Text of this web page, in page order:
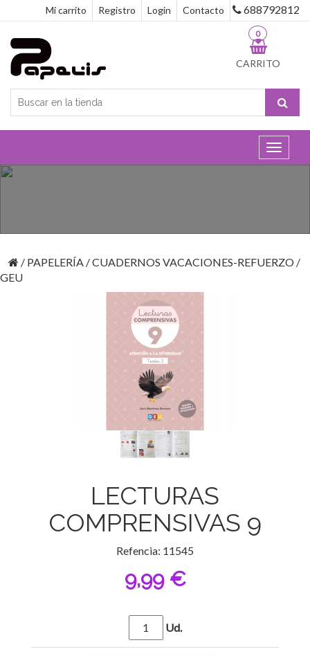
Mi carrito Registro Login Contacto 688792812
CARRITO
0
Toggle
/ PAPELERÍA /CUADERNOS VACACIONES-REFUERZO /
GEU
LECTURAS
COMPRENSIVAS 9
Refencia: 11545
9,99 €
Ud.